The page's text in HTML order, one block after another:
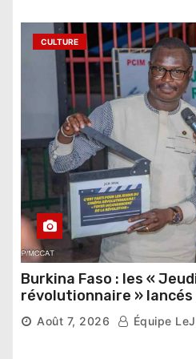
CULTURE
Burkina Faso : les «
révolutionnaire » lancés
Thomas Sankara
Août 7, 2026 Équipe